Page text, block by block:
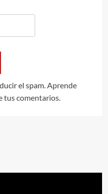
el spam. Aprende
tus comentarios.